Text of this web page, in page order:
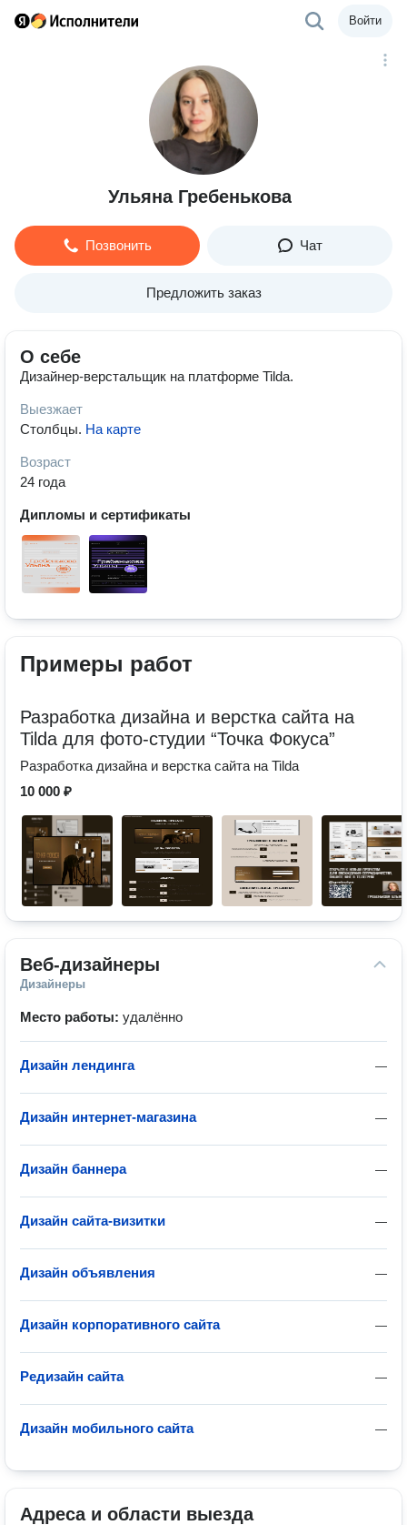
Войти
Ульяна Гребенькова
Позвонить Чат
Предложить заказ
О себе
Дизайнер-верстальщик на платформе Tilda.
Выезжает
Столбцы. На карте
Возраст
24 года
Дипломы и сертификаты
Примеры работ
Разработка дизайна и верстка сайта на
Tilda для фото-студии “Точка Фокуса”
Разработка дизайна и верстка сайта на Tilda
10 000 ₽
Веб-дизайнеры
Дизайнеры
Место работы: удалённо
—
Дизайн лендинга
—
Дизайн интернет-магазина
—
Дизайн баннера
—
Дизайн сайта-визитки
—
Дизайн объявления
—
Дизайн корпоративного сайта
—
Редизайн сайта
—
Дизайн мобильного сайта
Адреса и области выезда